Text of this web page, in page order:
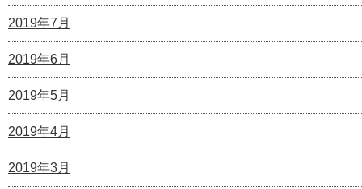
2019年7月
2019年6月
2019年5月
2019年4月
2019年3月